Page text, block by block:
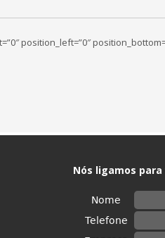
position_left=”0″
Nós ligamos para